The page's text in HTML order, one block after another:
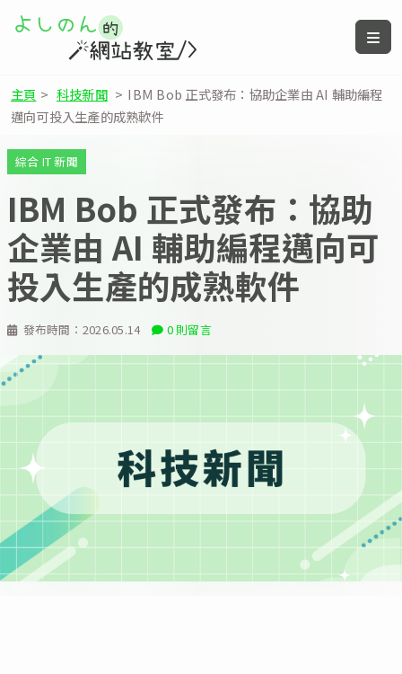
主頁 > 科技新聞 > IBM Bob 正式發布：協助企業由 AI 輔助編程
邁向可投入生產的成熟軟件
發布時間： 2026.05.14 0 則留言
綜合 IT 新聞
IBM Bob 正式發布：協助
企業由 AI 輔助編程邁向可
投入生產的成熟軟件